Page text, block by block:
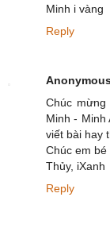
Minh i vàng
Reply
Chúc mừng
Minh - Minh
viết bài hay
Chúc em bé
Thủy, iXanh
Reply